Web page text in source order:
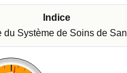
Indice
du Système de Soins de